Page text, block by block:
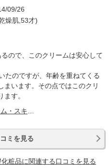
09/26
燥肌,53才)
ので、このクリームは安心して
たのですが、年齢を重ねてくる
まいます。その点ではこのクリ
す。
ミを見る
粧品に関連する口コミを見る